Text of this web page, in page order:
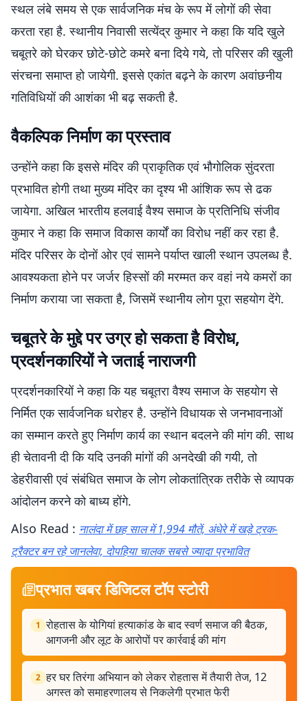
स्थल लंबे समय से एक सार्वजनिक मंच के रूप में लोगों की सेवा
करता रहा है. स्थानीय निवासी सत्येंद्र कुमार ने कहा कि यदि खुले
चबूतरे को घेरकर छोटे-छोटे कमरे बना दिये गये, तो परिसर की खुली
संरचना समाप्त हो जायेगी. इससे एकांत बढ़ने के कारण अवांछनीय
गतिविधियों की आशंका भी बढ़ सकती है.
वैकल्पिक निर्माण का प्रस्ताव
उन्होंने कहा कि इससे मंदिर की प्राकृतिक एवं भौगोलिक सुंदरता
प्रभावित होगी तथा मुख्य मंदिर का दृश्य भी आंशिक रूप से ढक
जायेगा. अखिल भारतीय हलवाई वैश्य समाज के प्रतिनिधि संजीव
कुमार ने कहा कि समाज विकास कार्यों का विरोध नहीं कर रहा है.
मंदिर परिसर के दोनों ओर एवं सामने पर्याप्त खाली स्थान उपलब्ध है.
आवश्यकता होने पर जर्जर हिस्सों की मरम्मत कर वहां नये कमरों का
निर्माण कराया जा सकता है, जिसमें स्थानीय लोग पूरा सहयोग देंगे.
चबूतरे के मुद्दे पर उग्र हो सकता है विरोध,
प्रदर्शनकारियों ने जताई नाराजगी
प्रदर्शनकारियों ने कहा कि यह चबूतरा वैश्य समाज के सहयोग से
निर्मित एक सार्वजनिक धरोहर है. उन्होंने विधायक से जनभावनाओं
का सम्मान करते हुए निर्माण कार्य का स्थान बदलने की मांग की. साथ
ही चेतावनी दी कि यदि उनकी मांगों की अनदेखी की गयी, तो
डेहरीवासी एवं संबंधित समाज के लोग लोकतांत्रिक तरीके से व्यापक
आंदोलन करने को बाध्य होंगे.
Also Read : नालंदा में छह साल में 1,994 मौतें, अंधेरे में खड़े ट्रक-
ट्रैक्टर बन रहे जानलेवा, दोपहिया चालक सबसे ज्यादा प्रभावित
प्रभात खबर डिजिटल टॉप स्टोरी
1 रोहतास के योगियां हत्याकांड के बाद स्वर्ण समाज की बैठक,
आगजनी और लूट के आरोपों पर कार्रवाई की मांग
2 हर घर तिरंगा अभियान को लेकर रोहतास में तैयारी तेज, 12
अगस्त को समाहरणालय से निकलेगी प्रभात फेरी